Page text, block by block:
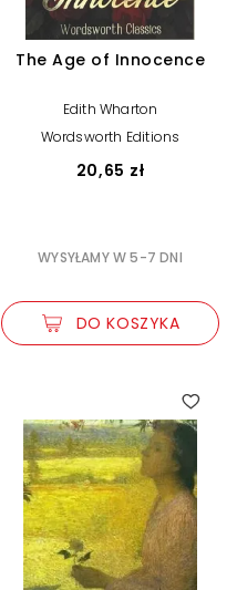
The Age of Innocence
Edith Wharton
Wordsworth Editions
20,65 zł
WYSYŁAMY W 5-7 DNI
DO KOSZYKA